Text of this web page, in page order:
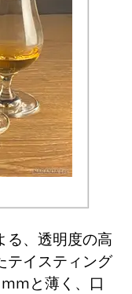
る、透明度の高
テイスティング
と薄く、口